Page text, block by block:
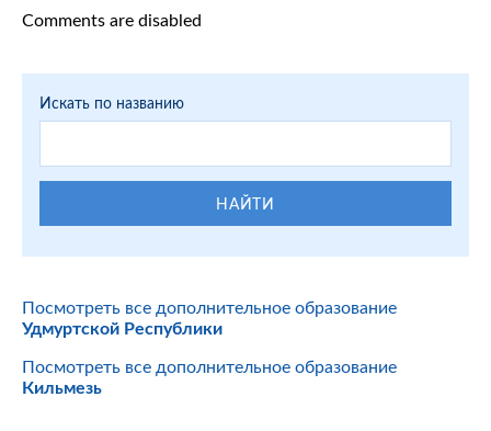
Comments are disabled
Искать по названию
НАЙТИ
Посмотреть все дополнительное образование
Удмуртской Республики
Посмотреть все дополнительное образование
Кильмезь